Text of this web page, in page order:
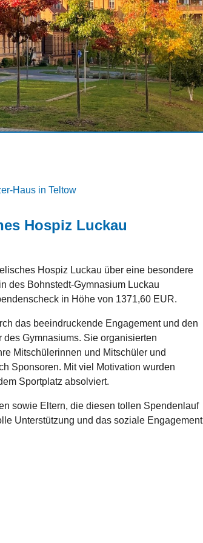
Haus in Teltow
Hospiz Luckau
Hospiz Luckau über eine besondere
des Bohnstedt-Gymnasium Luckau
in Höhe von 1371,60 EUR.
das beeindruckende Engagement und den
Gymnasiums. Sie organisierten
Mitschülerinnen und Mitschüler und
Sponsoren. Mit viel Motivation wurden
Sportplatz absolviert.
sowie Eltern, die diesen tollen Spendenlauf
Unterstützung und das soziale Engagement